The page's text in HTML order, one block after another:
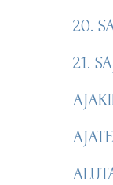
20.
21.